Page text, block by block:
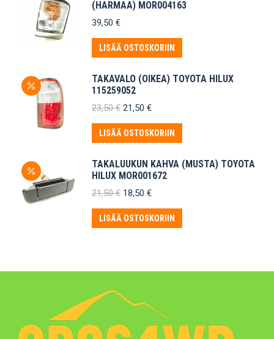
(HARMAA) MOR004163
39,50 €
LISÄÄ OSTOSKORIIN
TAKAVALO (OIKEA) TOYOTA HILUX
115259052
23,50€ Alkuperäinen
oli:
23,50 €.
21,50 €Nykyinen
on:
21,50 €.
LISÄÄ OSTOSKORIIN
TAKALUUKUN KAHVA (MUSTA) TOYOTA
HILUX MOR001672
21,50€ Alkuperäinen
oli:
21,50 €.
18,50 €Nykyinen
on:
18,50 €.
LISÄÄ OSTOSKORIIN